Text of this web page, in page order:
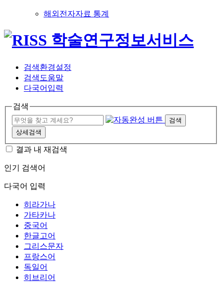
해외전자자료 통계
검색환경설정
검색도움말
다국어입력
검색
검색
상세검색
결과 내 재검색
인기 검색어
다국어 입력
히라가나
가타카나
중국어
한글고어
그리스문자
프랑스어
독일어
히브리어